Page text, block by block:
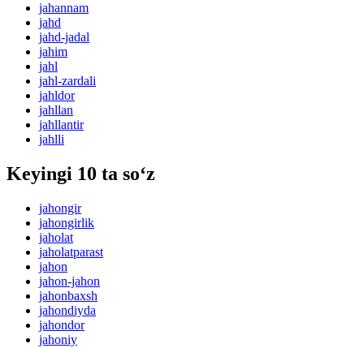
jahannam
jahd
jahd-jadal
jahim
jahl
jahl-zardali
jahldor
jahllan
jahllantir
jahlli
Keyingi 10 ta so‘z
jahongir
jahongirlik
jaholat
jaholatparast
jahon
jahon-jahon
jahonbaxsh
jahondiyda
jahondor
jahoniy